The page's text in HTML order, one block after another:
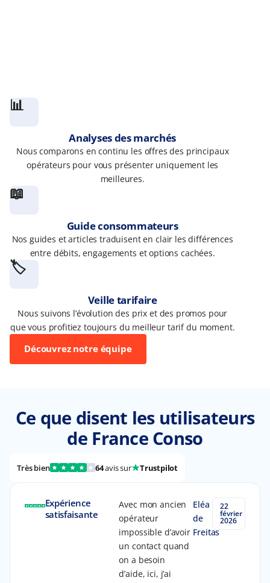
📊
Analyses des marchés
Nous comparons en continu les offres des principaux
opérateurs pour vous présenter uniquement les
meilleures.
📖
Guide consommateurs
Nos guides et articles traduisent en clair les différences
entre débits, engagements et options cachées.
🏷️
Veille tarifaire
Nous suivons l’évolution des prix et des promos pour
que vous profitiez toujours du meilleur tarif du moment.
Découvrez notre équipe
Ce que disent les utilisateurs
de France Conso
Très bien 64avis sur Trustpilot
Expérience
satisfaisante
Avec mon ancien
opérateur
impossible d’avoir
un contact quand
on a besoin
d’aide, ici, j’ai
Eléa
de
Freitas
22
février
2026